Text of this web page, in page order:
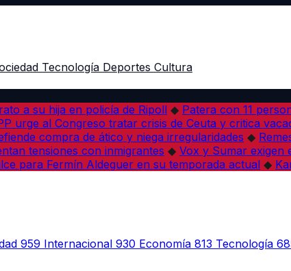
Tecnología Deportes Cultura
a su hija en policía de Ripoll ◆ Patera con 11
urge al Congreso tratar crisis de Ceuta y critica
compra de ático y niega irregularidades ◆
tensiones con inmigrantes ◆ Vox y Sumar exigen
para Fermín Aldeguer en su temporada actual ◆
959 Internacional 930 Economía 813 Tecnología